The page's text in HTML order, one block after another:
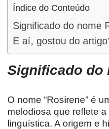
Índice do Conteúdo
Significado do nome
E aí, gostou do
Significado do
O nome “Rosirene” é
melodiosa que reflete
linguística. A origem e